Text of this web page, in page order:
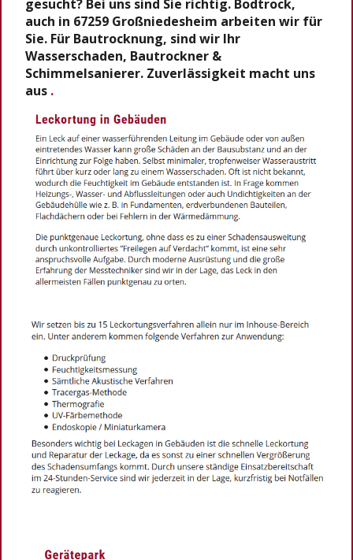
gesucht? Bei uns sind Sie richtig. Bodtrock,
auch in 67259 Großniedesheim arbeiten wir für
Sie. Für Bautrocknung, sind wir Ihr
Wasserschaden, Bautrockner &
Schimmelsanierer. Zuverlässigkeit macht uns
aus .